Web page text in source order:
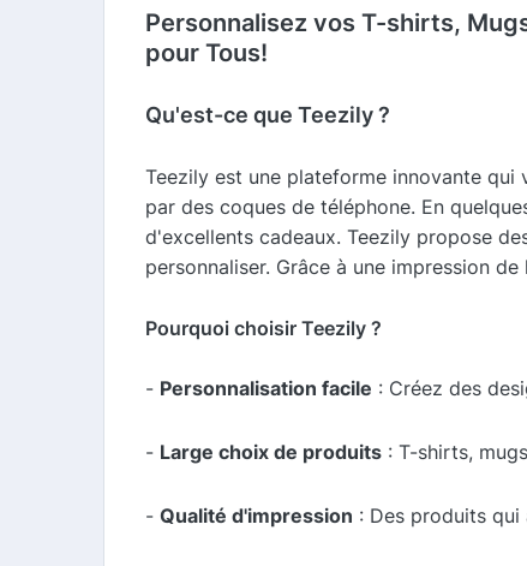
Personnalisez vos T-shirts,
pour Tous!
Qu'est-ce que Teezily ?
Teezily est une plateforme innovante qui
par des coques de téléphone. En
d'excellents cadeaux. Teezily propose
personnaliser. Grâce à une impression
Pourquoi choisir Teezily ?
- Personnalisation facile : Créez des
- Large choix de produits : T-shirts,
- Qualité d'impression : Des produits